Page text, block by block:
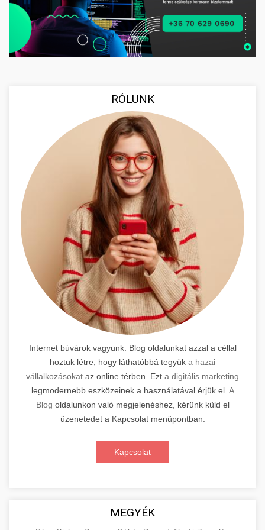
RÓLUNK
Internet búvárok vagyunk. Blog oldalunkat azzal a céllal
hoztuk létre, hogy láthatóbbá tegyük a hazai
vállalkozásokat az online térben. Ezt a digitális marketing
legmodernebb eszközeinek a használatával érjük el. A
Blog oldalunkon való megjelenéshez, kérünk küld el
üzenetedet a Kapcsolat menüpontban.
Kapcsolat
MEGYÉK